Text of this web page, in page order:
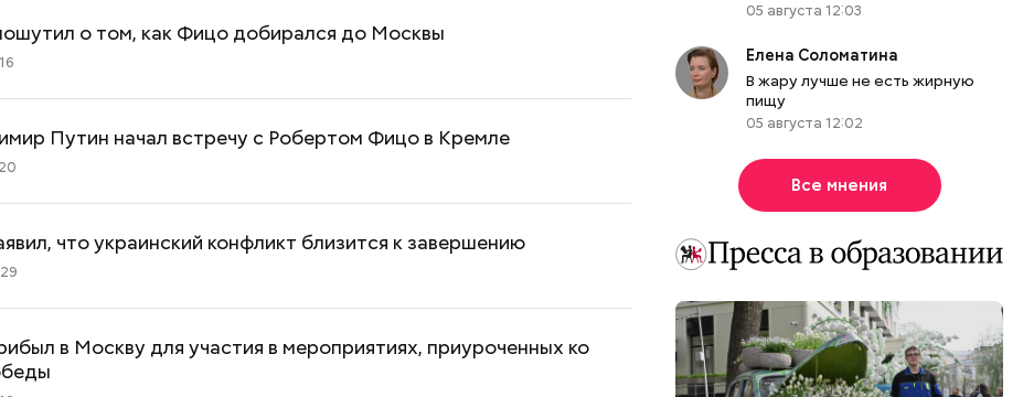
о том, как Фицо добирался до Москвы
Путин начал встречу с Робертом Фицо в Кремле
что украинский конфликт близится к завершению
в Москву для участия в мероприятиях, приуроченных ко
05 августа 12:03
Елена Соломатина
В жару лучше не есть жирную
пищу
05 августа 12:02
Все мнения